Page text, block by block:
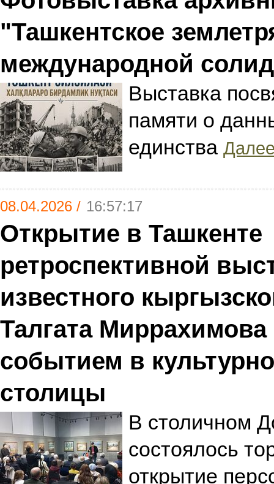
"Ташкентское
международной
Выставка
памяти о
единства
08.04.2026 / 16:57:17
Открытие в Ташкенте
ретроспективной
известного
Талгата Миррахимова
событием в
столицы
В столичном
состоялось
открытие